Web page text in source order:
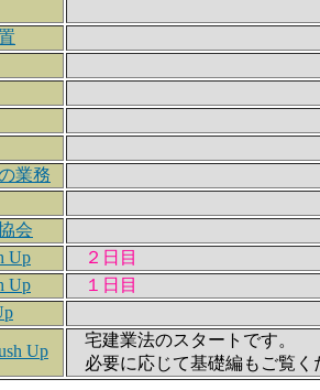
業務
会
Up
２日目
Up
１日目
Up
宅建業法のスタートです。
必要に応じて基礎編もご覧く